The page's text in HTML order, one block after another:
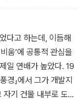
이기도 하고, 한국
위해서이기도 하다.
’이라는 양극적 개념
한 바 있다. 1997년
드컵의 환희는 이 양
익숙한 경험에 안주
트 구조와 적절히 복
자의 현대적 세련미
흔히 발견되는 진부
겸손히 주변 산자락
소한 구축의 미덕”을
다고 하는데, 이듬해
움’에 공통적 관심을
일 연배가 높았다. 19
」에서 그가 개발지
자기 건물 내부로 도시